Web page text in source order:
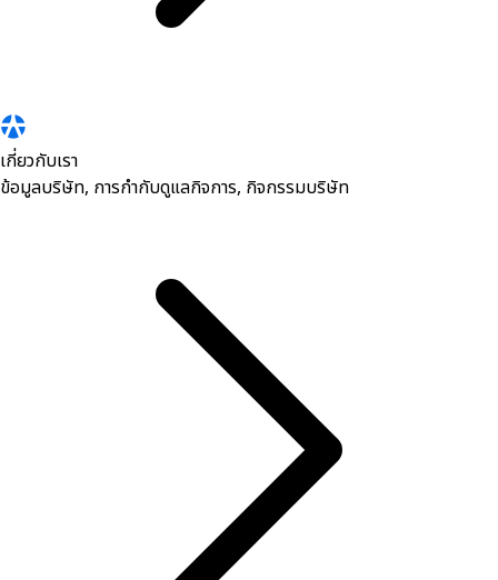
เกี่ยวกับเรา
ข้อมูลบริษัท, การกำกับดูแลกิจการ, กิจกรรมบริษัท